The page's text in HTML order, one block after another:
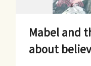
Mabel and
about